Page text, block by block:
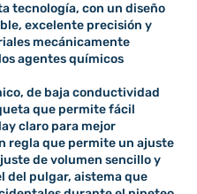
tecnología, con un diseño
excelente precisión y
mecánicamente
agentes químicos
de baja conductividad
que permite fácil
claro para mejor
regla que permite un ajuste
de volumen sencillo y
del pulgar, aistema que